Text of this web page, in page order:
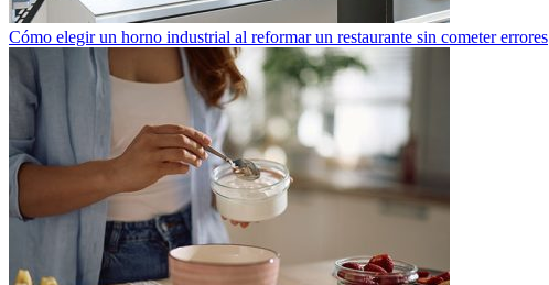
Cómo elegir un horno industrial al reformar un restaurante sin cometer errores